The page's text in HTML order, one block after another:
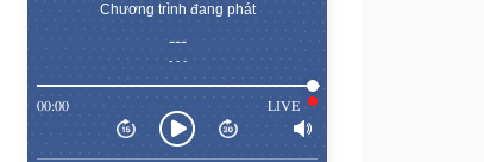
Chương trình đang phát
---
- - -
00:00 LIVE